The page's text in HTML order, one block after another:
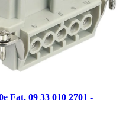
Fat. 09 33 010 2701 -